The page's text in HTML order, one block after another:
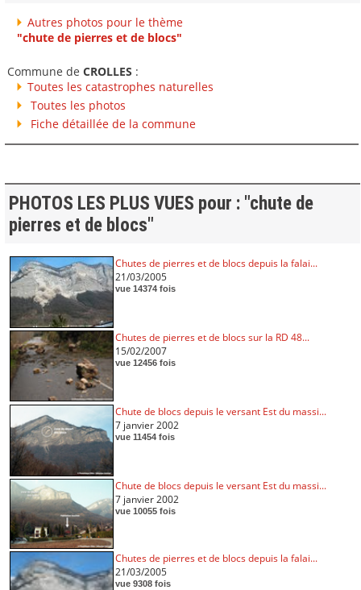
Autres photos pour le thème
"chute de pierres et de blocs"
Commune de CROLLES :
Toutes les catastrophes naturelles
Toutes les photos
Fiche détaillée de la commune
PHOTOS LES PLUS VUES pour : "chute de
pierres et de blocs"
Chutes de pierres et de blocs depuis la falai...
21/03/2005
vue 14374 fois
Chutes de pierres et de blocs sur la RD 48...
15/02/2007
vue 12456 fois
Chute de blocs depuis le versant Est du massi...
7 janvier 2002
vue 11454 fois
Chute de blocs depuis le versant Est du massi...
7 janvier 2002
vue 10055 fois
Chutes de pierres et de blocs depuis la falai...
21/03/2005
vue 9308 fois